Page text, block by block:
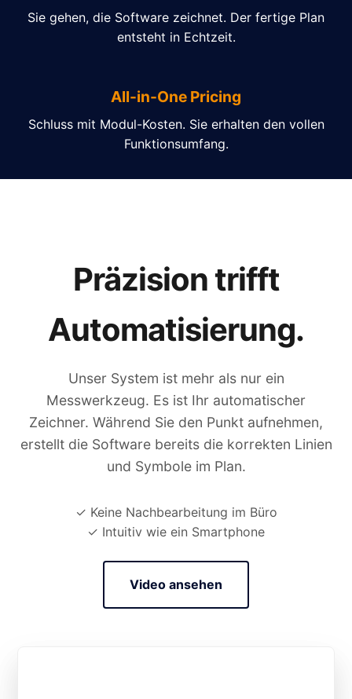
Sie gehen, die Software zeichnet. Der fertige Plan
entsteht in Echtzeit.
All-in-One Pricing
Schluss mit Modul-Kosten. Sie erhalten den vollen
Funktionsumfang.
Präzision trifft
Automatisierung.
Unser System ist mehr als nur ein
Messwerkzeug. Es ist Ihr automatischer
Zeichner. Während Sie den Punkt aufnehmen,
erstellt die Software bereits die korrekten Linien
und Symbole im Plan.
✓ Keine Nachbearbeitung im Büro
✓ Intuitiv wie ein Smartphone
Video ansehen